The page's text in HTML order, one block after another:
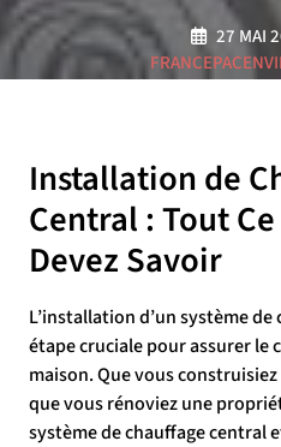
27 MAI
Installation de
Central : Tout
Devez Savoir
L’installation d’un système
étape cruciale pour assurer
maison. Que vous
que vous rénoviez une
système de chauffage central